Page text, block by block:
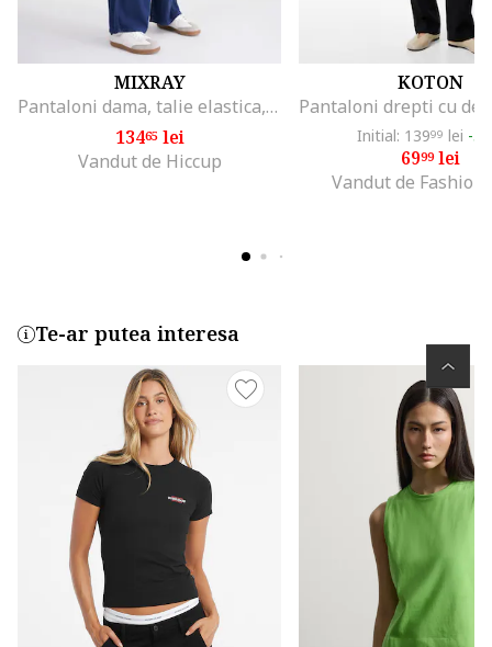
MIXRAY
Pantaloni dama, talie elastica, bleumarin, textil
13465lei
Vandut de Hiccup
KOTON
Initial: 13999 lei -
6999lei
Vandut de Fashion
Te-ar putea interesa